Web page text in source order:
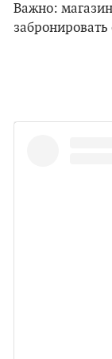
Важно: